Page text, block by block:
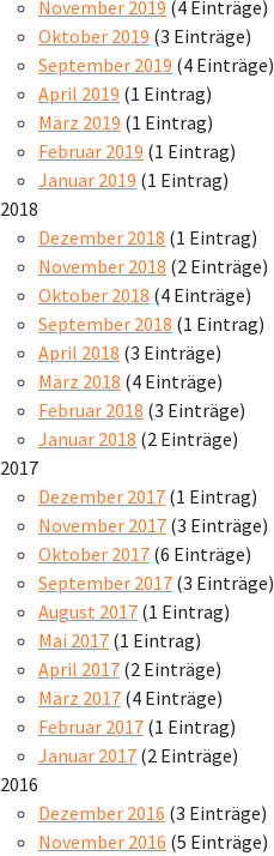
November 2019 (4 Einträge)
Oktober 2019 (3 Einträge)
September 2019 (4 Einträge)
April 2019 (1 Eintrag)
März 2019 (1 Eintrag)
Februar 2019 (1 Eintrag)
Januar 2019 (1 Eintrag)
2018
Dezember 2018 (1 Eintrag)
November 2018 (2 Einträge)
Oktober 2018 (4 Einträge)
September 2018 (1 Eintrag)
April 2018 (3 Einträge)
März 2018 (4 Einträge)
Februar 2018 (3 Einträge)
Januar 2018 (2 Einträge)
2017
Dezember 2017 (1 Eintrag)
November 2017 (3 Einträge)
Oktober 2017 (6 Einträge)
September 2017 (3 Einträge)
August 2017 (1 Eintrag)
Mai 2017 (1 Eintrag)
April 2017 (2 Einträge)
März 2017 (4 Einträge)
Februar 2017 (1 Eintrag)
Januar 2017 (2 Einträge)
2016
Dezember 2016 (3 Einträge)
November 2016 (5 Einträge)